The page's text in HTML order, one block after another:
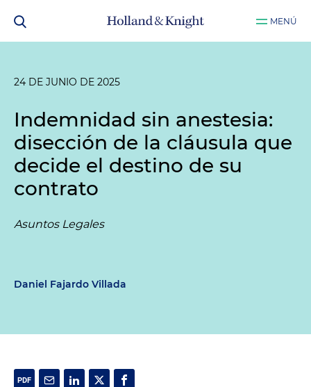
MENÚ
24 DE JUNIO DE 2025
Indemnidad sin anestesia:
disección de la cláusula que
decide el destino de su
contrato
Asuntos Legales
Daniel Fajardo Villada